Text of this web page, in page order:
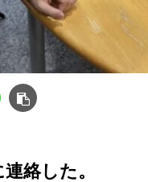
絡した。